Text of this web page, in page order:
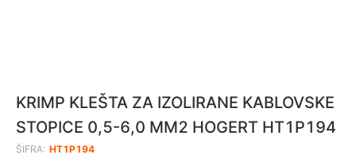
KRIMP KLEŠTA ZA IZOLIRANE KABLOVSKE
STOPICE 0,5-6,0 MM2 HOGERT HT1P194
ŠIFRA: HT1P194